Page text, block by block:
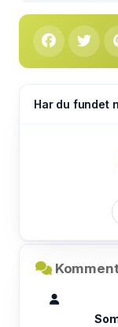
Har du fundet